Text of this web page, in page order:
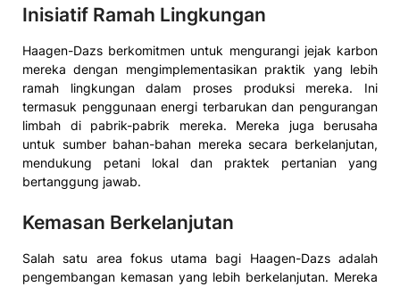
Inisiatif Ramah Lingkungan
Haagen-Dazs berkomitmen untuk mengurangi jejak karbon
mereka dengan mengimplementasikan praktik yang lebih
ramah lingkungan dalam proses produksi mereka. Ini
termasuk penggunaan energi terbarukan dan pengurangan
limbah di pabrik-pabrik mereka. Mereka juga berusaha
untuk sumber bahan-bahan mereka secara berkelanjutan,
mendukung petani lokal dan praktek pertanian yang
bertanggung jawab.
Kemasan Berkelanjutan
Salah satu area fokus utama bagi Haagen-Dazs adalah
pengembangan kemasan yang lebih berkelanjutan. Mereka